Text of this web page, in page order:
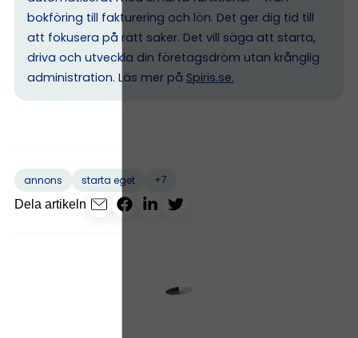
bokföring till fakturering och lön. Det ger dig tid till
att fokusera på rätt saker. Det vill säga att starta,
driva och utveckla din företagsdröm utan krånglig
administration. Läs mer på Spiris.se.
annons starta eget
+7
Dela artikeln